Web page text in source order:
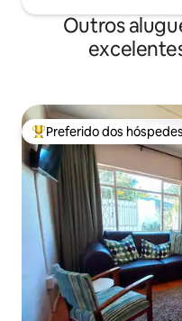
Outros
Entre os melhores
Preferido dos hóspedes